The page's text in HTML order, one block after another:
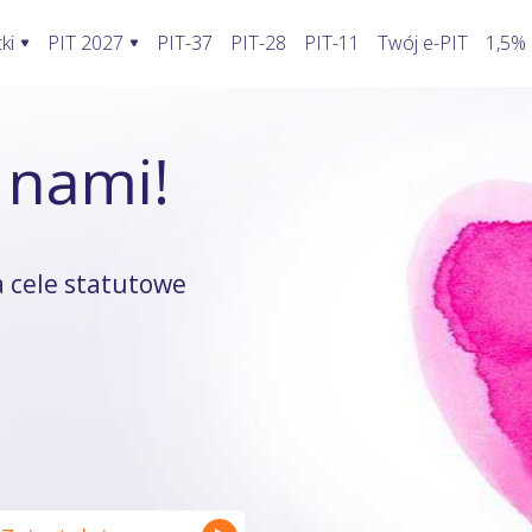
fakturę w KSeF?
stwarza KSeF?
a KSeF
faktury do KSeF
Kalkulator wynagrodzeń
Kalkulator walut
Kalkulator odsetek PIT
Kalkulator rozliczenia
Kalkulator zwrotu podatku
Kalkulator kilometrówki
PIT 2027
PIT-28
37
Koszty uzyskania przychodu
Koszty uzyskania przychodu twórcy
Odliczenie składki zdrowotnej
Działalność nierejestrowana
Wybór formy opodatkowania
PIT-37 PIT-28 PIT-11 Twój e-PIT 1,5%
cele statutowe